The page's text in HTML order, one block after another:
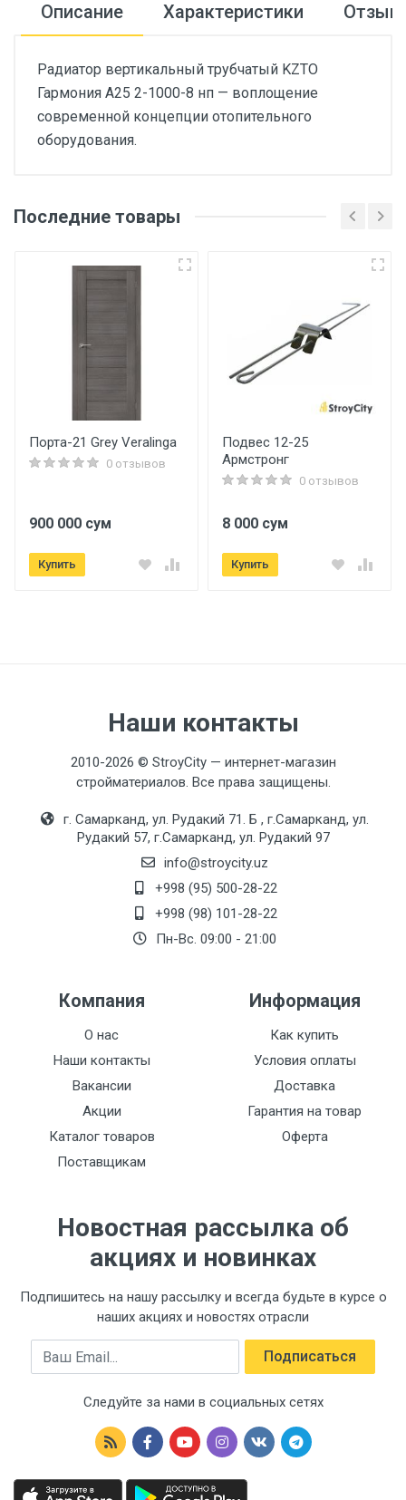
Описание Характеристики
Радиатор вертикальный трубчатый KZTO
Гармония А25 2-1000-8 нп — воплощение
современной концепции отопительного
оборудования.
Основные
Размеры
7 см.
Ширина
Технические характеристики
черный, белый
Последние товары
Порта-21 Grey Veralinga
0 отзывов
900 000 сум
Купить
Подвес 12-25
Армстронг
0 отзывов
8 000 сум
Купить
Наши контакты
2010-2026 © StroyCity — интернет-магазин
стройматериалов. Все права защищены.
г. Самарканд, ул. Рудакий 71. Б , г.Самарканд, ул.
Рудакий 57, г.Самарканд, ул. Рудакий 97
info@stroycity.uz
+998 (95) 500-28-22
+998 (98) 101-28-22
Пн-Вс. 09:00 - 21:00
Компания
О нас
Наши контакты
Вакансии
Акции
Каталог товаров
Поставщикам
Информация
Как купить
Условия оплаты
Доставка
Гарантия на товар
Оферта
Новостная рассылка об
акциях и новинках
Подпишитесь на нашу рассылку и всегда будьте в курсе о
наших акциях и новостях отрасли
Email Подписаться
Следуйте за нами в социальных сетях